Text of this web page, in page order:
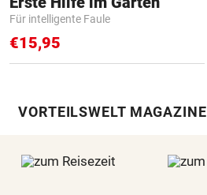
Für intelligente Faule
€15,95
VORTEILSWELT MAGAZINE